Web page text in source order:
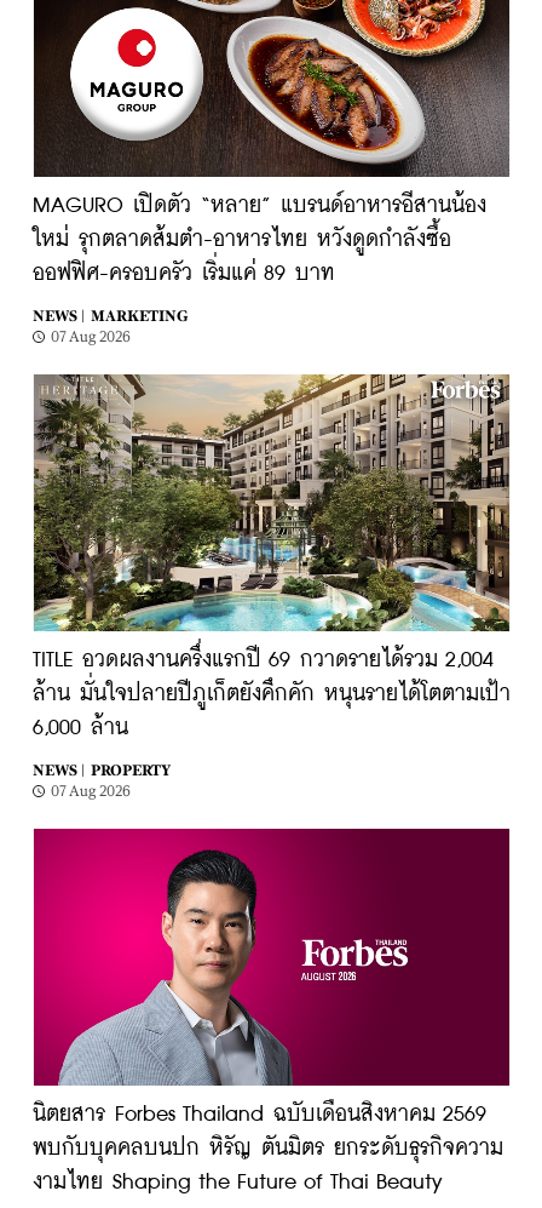
MAGURO เปิดตัว “หลาย” แบรนด์อาหารอีสานน้อง
ใหม่ รุกตลาดส้มตำ-อาหารไทย หวังดูดกำลังซื้อ
ออฟฟิศ-ครอบครัว เริ่มแค่ 89 บาท
NEWS |
MARKETING
07 Aug 2026
TITLE อวดผลงานครึ่งแรกปี 69 กวาดรายได้รวม 2,004
ล้าน มั่นใจปลายปีภูเก็ตยังคึกคัก หนุนรายได้โตตามเป้า
6,000 ล้าน
NEWS |
PROPERTY
07 Aug 2026
นิตยสาร Forbes Thailand ฉบับเดือนสิงหาคม 2569
พบกับบุคคลบนปก หิรัญ ตันมิตร ยกระดับธุรกิจความ
งามไทย Shaping the Future of Thai Beauty